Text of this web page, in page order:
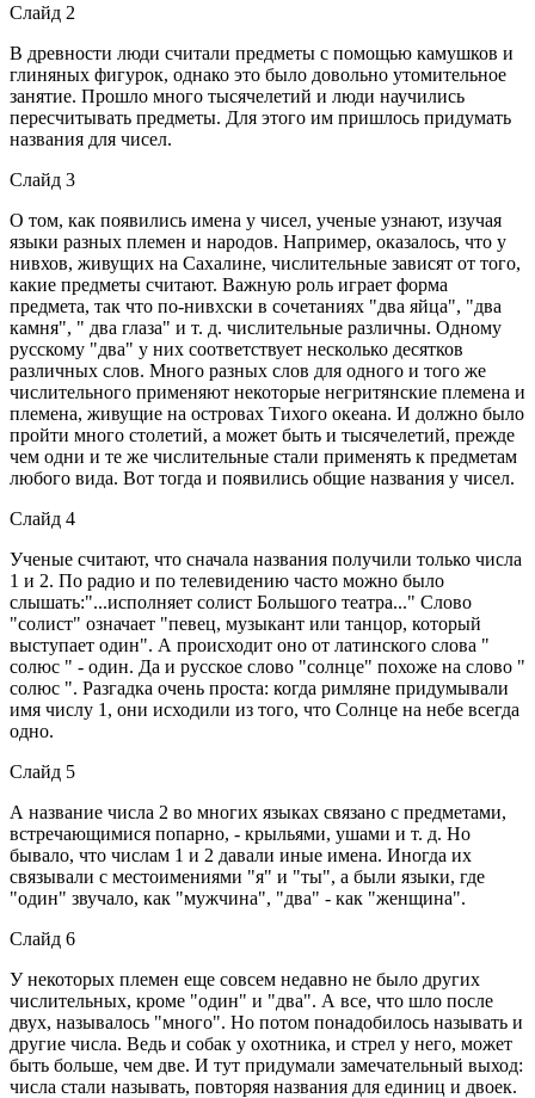
Слайд 2
В древности люди считали предметы с помощью камушков и
глиняных фигурок, однако это было довольно утомительное
занятие. Прошло много тысячелетий и люди научились
пересчитывать предметы. Для этого им пришлось придумать
названия для чисел.
Слайд 3
О том, как появились имена у чисел, ученые узнают, изучая
языки разных племен и народов. Например, оказалось, что у
нивхов, живущих на Сахалине, числительные зависят от того,
какие предметы считают. Важную роль играет форма
предмета, так что по-нивхски в сочетаниях "два яйца", "два
камня", " два глаза" и т. д. числительные различны. Одному
русскому "два" у них соответствует несколько десятков
различных слов. Много разных слов для одного и того же
числительного применяют некоторые негритянские племена и
племена, живущие на островах Тихого океана. И должно было
пройти много столетий, а может быть и тысячелетий, прежде
чем одни и те же числительные стали применять к предметам
любого вида. Вот тогда и появились общие названия у чисел.
Слайд 4
Ученые считают, что сначала названия получили только числа
1 и 2. По радио и по телевидению часто можно было
слышать:"...исполняет солист Большого театра..." Слово
"солист" означает "певец, музыкант или танцор, который
выступает один". А происходит оно от латинского слова "
солюс " - один. Да и русское слово "солнце" похоже на слово "
солюс ". Разгадка очень проста: когда римляне придумывали
имя числу 1, они исходили из того, что Солнце на небе всегда
одно.
Слайд 5
А название числа 2 во многих языках связано с предметами,
встречающимися попарно, - крыльями, ушами и т. д. Но
бывало, что числам 1 и 2 давали иные имена. Иногда их
связывали с местоимениями "я" и "ты", а были языки, где
"один" звучало, как "мужчина", "два" - как "женщина".
Слайд 6
У некоторых племен еще совсем недавно не было других
числительных, кроме "один" и "два". А все, что шло после
двух, называлось "много". Но потом понадобилось называть и
другие числа. Ведь и собак у охотника, и стрел у него, может
быть больше, чем две. И тут придумали замечательный выход:
числа стали называть, повторяя названия для единиц и двоек.